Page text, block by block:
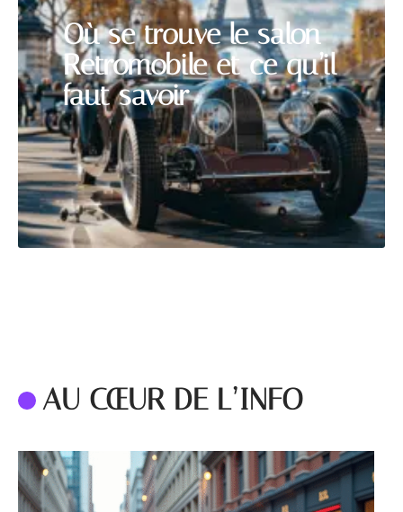
Où se trouve le salon
Retromobile et ce qu’il
faut savoir
AU CŒUR DE L’INFO